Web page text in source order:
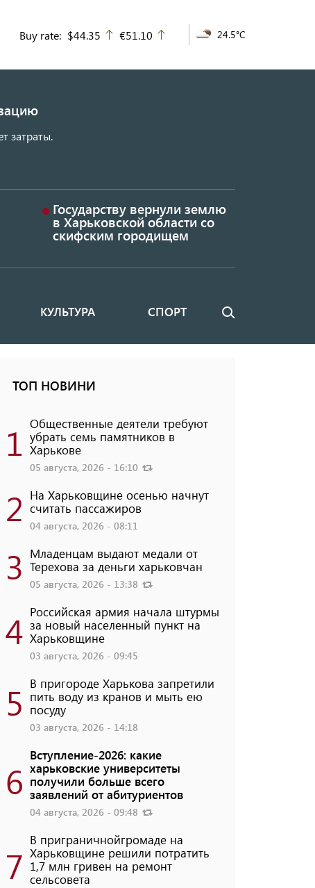
Buy rate: $44.35 up
€51.10 24.5°C
затраты.
Государству вернули землю
в Харьковской области со
скифским городищем
КУЛЬТУРА СПОРТ Поиск
ТОП НОВИНИ
1 Общественные деятели требуют
убрать семь памятников в
Харькове
05 августа, 2026 - 16:10
2 На Харьковщине осенью начнут
считать пассажиров
04 августа, 2026 - 08:11
3 Младенцам выдают медали от
Терехова за деньги харьковчан
05 августа, 2026 - 13:38
4 Российская армия начала штурмы
за новый населенный пункт на
Харьковщине
03 августа, 2026 - 09:45
5 В пригороде Харькова запретили
пить воду из кранов и мыть ею
посуду
03 августа, 2026 - 14:18
6
Вступление-2026: какие
харьковские университеты
получили больше всего
заявлений от абитуриентов
04 августа, 2026 - 09:48
7
В приграничнойгромаде на
Харьковщине решили потратить
1,7 млн ​​гривен на ремонт
сельсовета